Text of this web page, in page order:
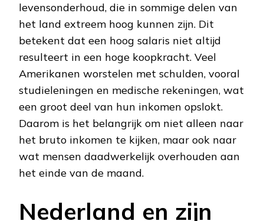
levensonderhoud, die in sommige delen van
het land extreem hoog kunnen zijn. Dit
betekent dat een hoog salaris niet altijd
resulteert in een hoge koopkracht. Veel
Amerikanen worstelen met schulden, vooral
studieleningen en medische rekeningen, wat
een groot deel van hun inkomen opslokt.
Daarom is het belangrijk om niet alleen naar
het bruto inkomen te kijken, maar ook naar
wat mensen daadwerkelijk overhouden aan
het einde van de maand.
Nederland en zijn